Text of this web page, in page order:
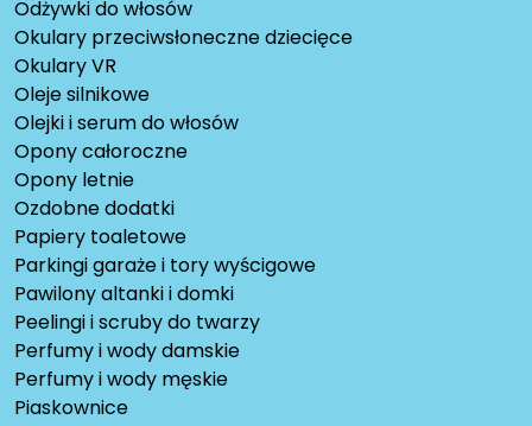
Odżywki do włosów
Okulary przeciwsłoneczne dziecięce
Okulary VR
Oleje silnikowe
Olejki i serum do włosów
Opony całoroczne
Opony letnie
Ozdobne dodatki
Papiery toaletowe
Parkingi garaże i tory wyścigowe
Pawilony altanki i domki
Peelingi i scruby do twarzy
Perfumy i wody damskie
Perfumy i wody męskie
Piaskownice